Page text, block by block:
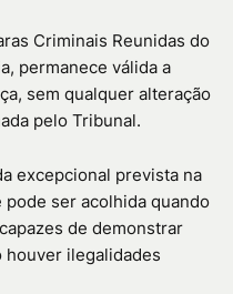
Criminais Reunidas do
permanece válida a
sem qualquer alteração
pelo Tribunal.
excepcional prevista na
ser acolhida quando
de demonstrar
houver ilegalidades